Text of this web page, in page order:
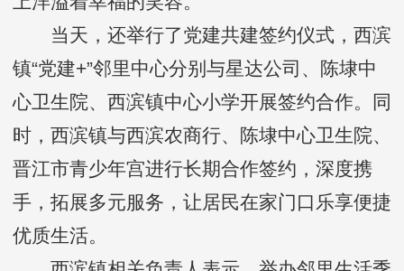
当天，还举行了党建共建签约仪式，西滨
镇“党建+”邻里中心分别与星达公司、陈埭中
心卫生院、西滨镇中心小学开展签约合作。同
时，西滨镇与西滨农商行、陈埭中心卫生院、
晋江市青少年宫进行长期合作签约，深度携
手，拓展多元服务，让居民在家门口乐享便捷
优质生活。